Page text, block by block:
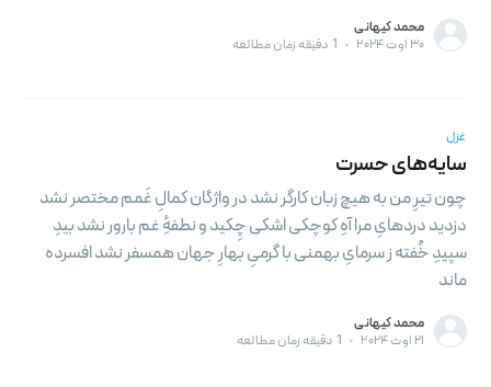
محمد کیهانی
۳۰ اوت ۲۰۲۴
•
غزل
سایه‌های حسرت
چون تیرِ من به هیچ زبان کارگر نشد در واژگان کمالِ غَمم مختصر نشد
دزدید درد‌هایِ مرا آهِ کوچکی اشکی چِکید و نطفهِٔ غم بارور نشد بیدِ
سپیدِ خُفته ز سرمایِ بهمنی با گرمیِ بهارِ جهان همسفر نشد افسرده
ماند
محمد کیهانی
۲۱ اوت ۲۰۲۴
•